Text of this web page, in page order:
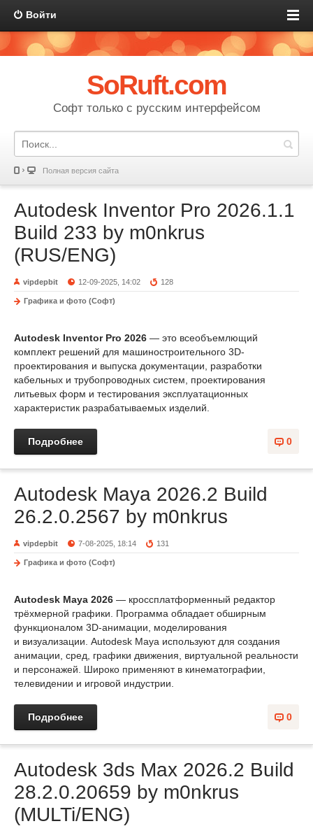
Войти
SoRuft.com
Софт только с русским интерфейсом
Полная версия сайта
Autodesk Inventor Pro 2026.1.1
Build 233 by m0nkrus
(RUS/ENG)
vipdepbit 12-09-2025, 14:02 128
Графика и фото (Софт)
Autodesk Inventor Pro 2026 — это всеобъемлющий
комплект решений для машиностроительного 3D-
проектирования и выпуска документации, разработки
кабельных и трубопроводных систем, проектирования
литьевых форм и тестирования эксплуатационных
характеристик разрабатываемых изделий.
0
Подробнее
Autodesk Maya 2026.2 Build
26.2.0.2567 by m0nkrus
vipdepbit 7-08-2025, 18:14 131
Графика и фото (Софт)
Autodesk Maya 2026 — кроссплатформенный редактор
трёхмерной графики. Программа обладает обширным
функционалом 3D-анимации, моделирования
и визуализации. Autodesk Maya используют для создания
анимации, сред, графики движения, виртуальной реальности
и персонажей. Широко применяют в кинематографии,
телевидении и игровой индустрии.
0
Подробнее
Autodesk 3ds Max 2026.2 Build
28.2.0.20659 by m0nkrus
(MULTi/ENG)